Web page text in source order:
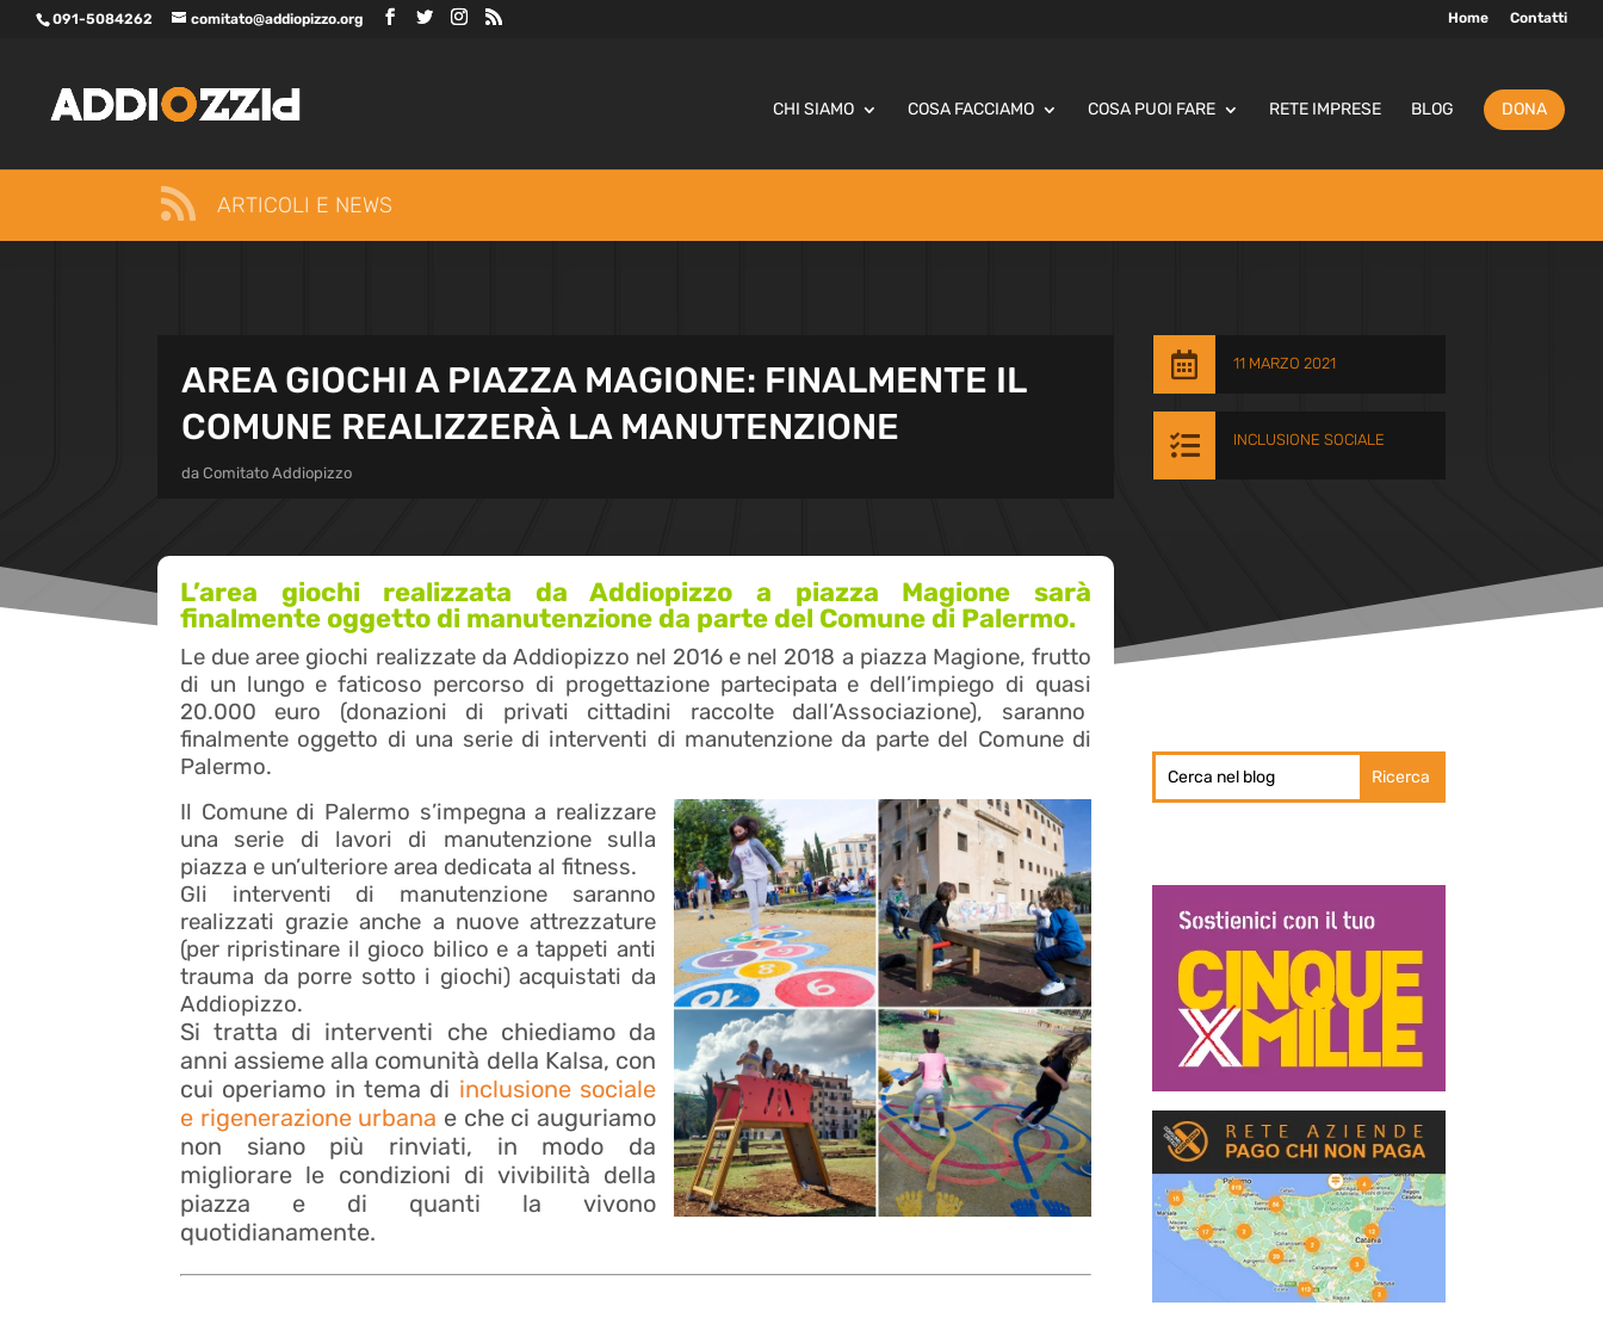
091-5084262 comitato@addiopizzo.org Home Contatti
CHI SIAMO COSA FACCIAMO COSA PUOI FARE RETE IMPRESE BLOG DONA
 ARTICOLI E NEWS
AREA GIOCHI A PIAZZA MAGIONE: FINALMENTE IL
COMUNE REALIZZERÀ LA MANUTENZIONE
da Comitato Addiopizzo
 11 MARZO 2021
 INCLUSIONE SOCIALE
L’area giochi realizzata da Addiopizzo a piazza Magione sarà
finalmente oggetto di manutenzione da parte del Comune di Palermo.
Le due aree giochi realizzate da Addiopizzo nel 2016 e nel 2018 a piazza Magione, frutto
di un lungo e faticoso percorso di progettazione partecipata e dell’impiego di quasi
20.000 euro (donazioni di privati cittadini raccolte dall’Associazione), saranno
finalmente oggetto di una serie di interventi di manutenzione da parte del Comune di
Palermo.
Il Comune di Palermo s’impegna a realizzare
una serie di lavori di manutenzione sulla
piazza e un’ulteriore area dedicata al fitness.
Gli interventi di manutenzione saranno
realizzati grazie anche a nuove attrezzature
(per ripristinare il gioco bilico e a tappeti anti
trauma da porre sotto i giochi) acquistati da
Addiopizzo.
Si tratta di interventi che chiediamo da
anni assieme alla comunità della Kalsa, con
cui operiamo in tema di inclusione sociale
e rigenerazione urbana e che ci auguriamo
non siano più rinviati, in modo da
migliorare le condizioni di vivibilità della
piazza e di quanti la vivono
quotidianamente.